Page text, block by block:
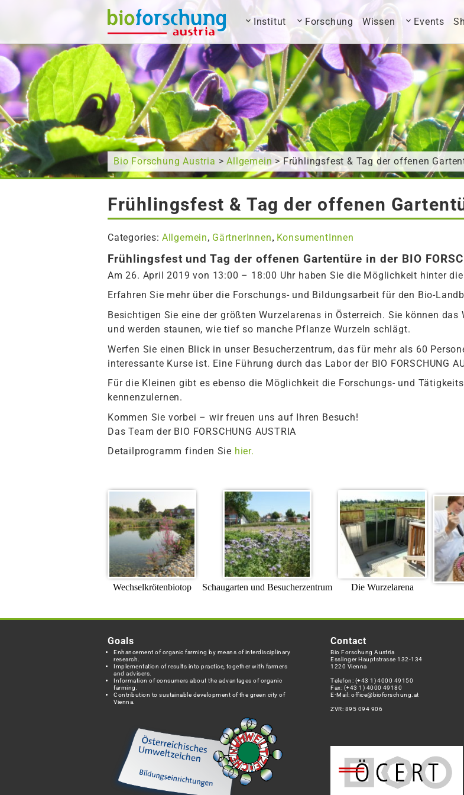
What are you looking for? Institut Forschung Wissen Events
Bio Forschung Austria >Allgemein > Frühlingsfest & Tag der offenen
Frühlingsfest & Tag der offenen
Categories: Allgemein, GärtnerInnen, KonsumentInnen
Frühlingsfest und Tag der offenen Gartentüre in der BIO
Am 26. April 2019 von 13:00 – 18:00 Uhr haben Sie die Möglichkeit hinter
Erfahren Sie mehr über die Forschungs- und Bildungsarbeit für den Bio-
Besichtigen Sie eine der größten Wurzelarenas in Österreich. Sie können
und werden staunen, wie tief so manche Pflanze Wurzeln schlägt.
Werfen Sie einen Blick in unser Besucherzentrum, das für mehr als 60
interessante Kurse ist. Eine Führung durch das Labor der BIO FORSCHUNG
Für die Kleinen gibt es ebenso die Möglichkeit die Forschungs- und
kennenzulernen.
Kommen Sie vorbei – wir freuen uns auf Ihren Besuch!
Das Team der BIO FORSCHUNG AUSTRIA
Detailprogramm finden Sie hier.
Wechselkrötenbiotop Schaugarten und Besucherzentrum Die Wurzelarena
Goals
Enhancement of organic farming by means of interdisciplinary
research.
Implementation of results into practice, together with farmers
and advisers.
Information of consumers about the advantages of organic
farming.
Contribution to sustainable development of the green city of
Vienna.
Contact
Bio Forschung Austria
Esslinger Hauptstrasse 132-134
1220 Vienna
Telefon: (+43 1) 4000 49150
Fax: (+43 1) 4000 49180
E-Mail:office@bioforschung.at
ZVR: 895 094 906